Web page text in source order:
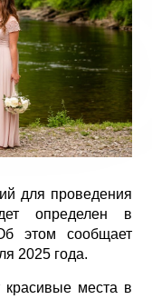
для проведения
определен в
этом сообщает
2025 года.
места в